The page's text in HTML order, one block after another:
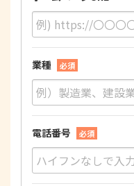
業種 必須
電話番号 必須